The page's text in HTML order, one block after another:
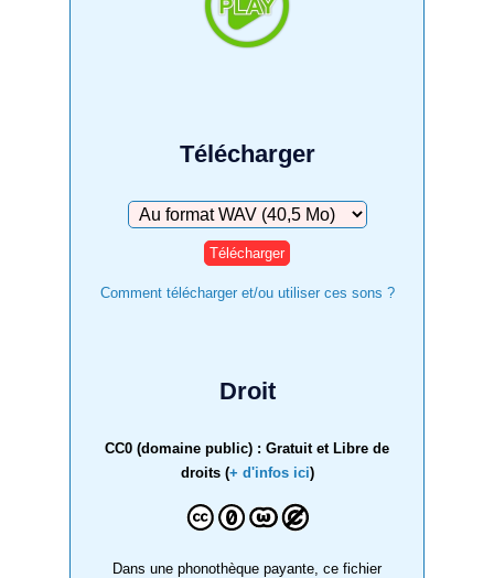
Télécharger
Télécharger
Comment télécharger et/ou utiliser ces sons ?
Droit
CC0 (domaine public) : Gratuit et Libre de
droits (+ d'infos ici)
Dans une phonothèque payante, ce fichier